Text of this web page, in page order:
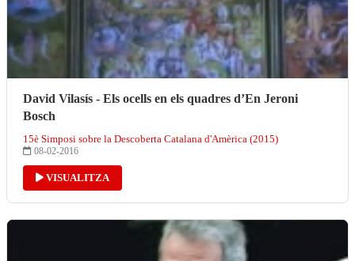
David Vilasís - Els ocells en els quadres d’En Jeroni
Bosch
15è Simposi sobre la Descoberta Catalana d'Amèrica (2015)
08-02-2016
VISUALITZA